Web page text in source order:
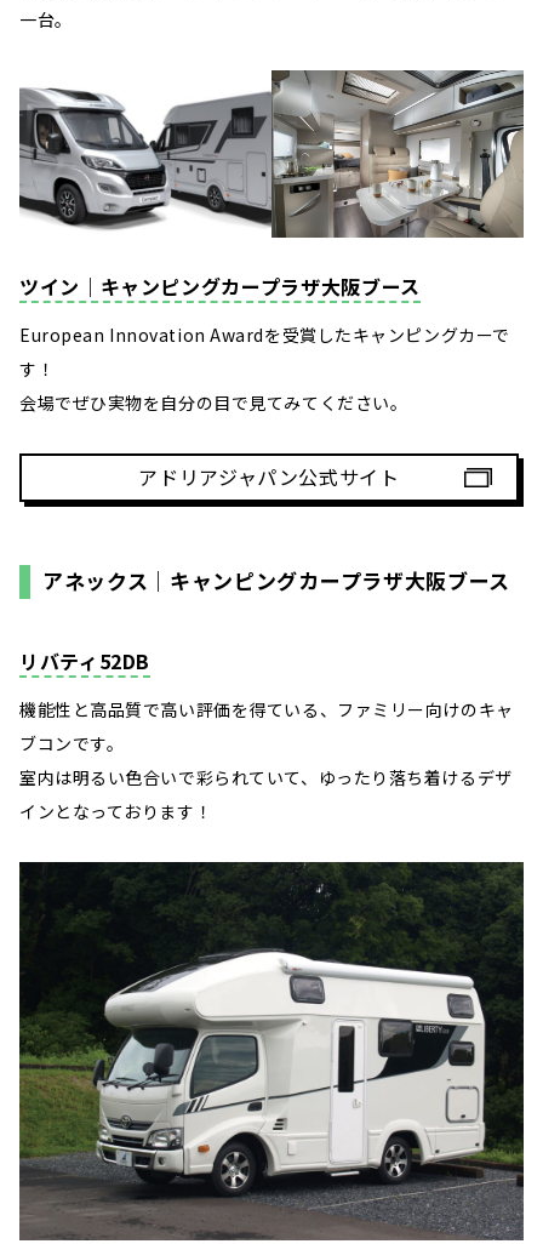
一台。
ツイン｜キャンピングカープラザ大阪ブース
European Innovation Awardを受賞したキャンピングカーで
す！
会場でぜひ実物を自分の目で見てみてください。
アドリアジャパン公式サイト
アネックス｜キャンピングカープラザ大阪ブース
リバティ52DB
機能性と高品質で高い評価を得ている、ファミリー向けのキャ
ブコンです。
室内は明るい色合いで彩られていて、ゆったり落ち着けるデザ
インとなっております！